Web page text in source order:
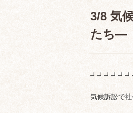
3/8 気
たち—
気候訴訟で